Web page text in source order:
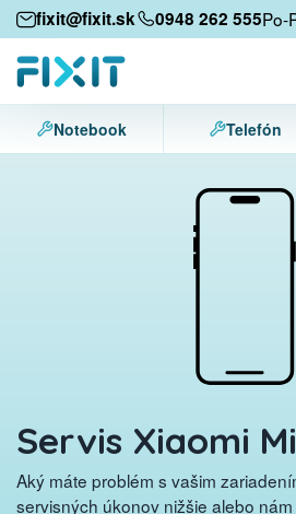
fixit@fixit.sk 0948 262 555Po-
Mobilné zariadenia
Mobilné telefóny
Tablety
Notebook Telefón
Servis Xiaomi
Aký máte problém s vašim
servisných úkonov nižšie alebo